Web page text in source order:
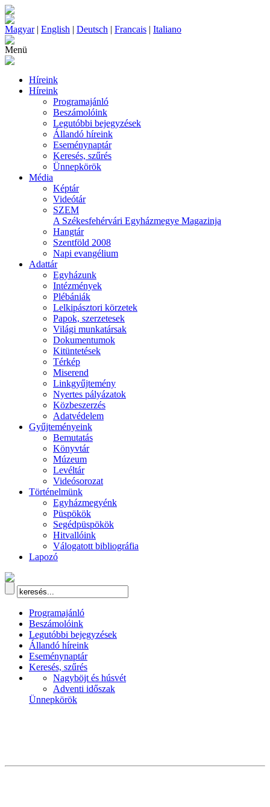
Magyar| English | Deutsch | Francais | Italiano
Menü
Híreink
Híreink
Programajánló
Beszámolóink
Legutóbbi bejegyzések
Állandó híreink
Eseménynaptár
Keresés, szűrés
Ünnepkörök
Média
Képtár
Videótár
SZEM
A Székesfehérvári Egyházmegye Magazinja
Hangtár
Szentföld 2008
Napi evangélium
Adattár
Egyházunk
Intézmények
Plébániák
Lelkipásztori körzetek
Papok, szerzetesek
Világi munkatársak
Dokumentumok
Kitüntetések
Térkép
Miserend
Linkgyűjtemény
Nyertes pályázatok
Közbeszerzés
Adatvédelem
Gyűjteményeink
Bemutatás
Könyvtár
Múzeum
Levéltár
Videósorozat
Történelmünk
Egyházmegyénk
Püspökök
Segédpüspökök
Hitvallóink
Válogatott bibliográfia
Lapozó
Programajánló
Beszámolóink
Legutóbbi bejegyzések
Állandó híreink
Eseménynaptár
Keresés, szűrés
Nagyböjt és húsvét
Adventi időszak
Ünnepkörök